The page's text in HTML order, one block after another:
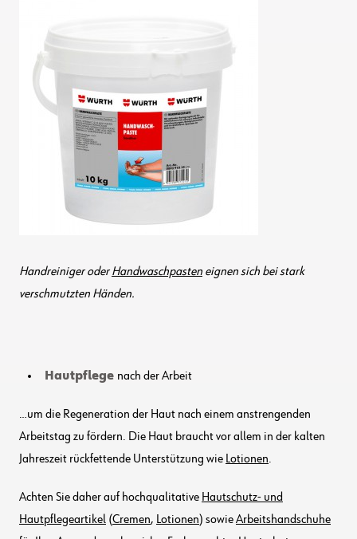
Handreiniger oderHandwaschpasten eignen sich bei stark
verschmutzten Händen.
Hautpflege nach der Arbeit
…um die Regeneration der Haut nach einem anstrengenden
Arbeitstag zu fördern. Die Haut braucht vor allem in der kalten
Jahreszeit rückfettende Unterstützung wie Lotionen.
Achten Sie daher auf hochqualitative Hautschutz- und
Hautpflegeartikel (Cremen, Lotionen) sowieArbeitshandschuhe